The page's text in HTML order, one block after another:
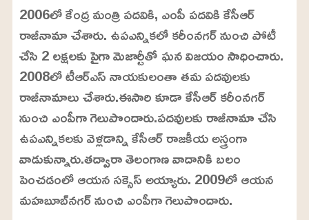
2006లో కేంద్ర మంత్రి పదవికి, ఎంపీ పదవికి కేసీఆర్
రాజీనామా చేశారు. ఉపఎన్నికలో కరీంనగర్ నుంచి పోటీ
చేసి 2 లక్షలకు పైగా మెజార్టీతో ఘన విజయం సాధించారు.
2008లో టీఆర్ఎస్ నాయకులంతా తమ పదవులకు
రాజీనామాలు చేశారు.ఈసారి కూడా కేసీఆర్ కరీంనగర్
నుంచి ఎంపీగా గెలుపొందారు.పదవులకు రాజీనామా చేసి
ఉపఎన్నికలకు వెళ్లడాన్ని కేసీఆర్ రాజకీయ అస్త్రంగా
వాడుకున్నారు.తద్వారా తెలంగాణ వాదానికి బలం
పెంచడంలో ఆయన సక్సెస్ అయ్యారు. 2009లో ఆయన
మహబూబ్‌నగర్ నుంచి ఎంపీగా గెలుపొందారు.